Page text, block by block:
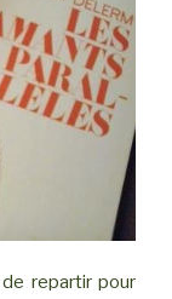
repartir pour